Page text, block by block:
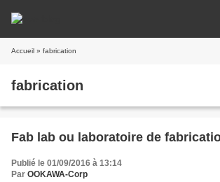
Accueil » fabrication
fabrication
Fab lab ou laboratoire de
Publié le 01/09/2016 à 13:14
Par OOKAWA-Corp